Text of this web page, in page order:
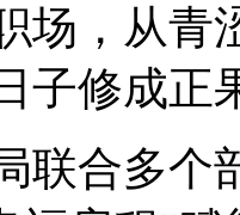
场，从青
子修成正
联合多个